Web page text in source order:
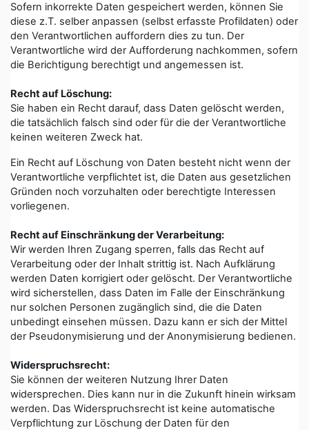
Sofern inkorrekte Daten gespeichert werden, können Sie
diese z.T. selber anpassen (selbst erfasste Profildaten) oder
den Verantwortlichen auffordern dies zu tun. Der
Verantwortliche wird der Aufforderung nachkommen, sofern
die Berichtigung berechtigt und angemessen ist.
Recht auf Löschung:
Sie haben ein Recht darauf, dass Daten gelöscht werden,
die tatsächlich falsch sind oder für die der Verantwortliche
keinen weiteren Zweck hat.
Ein Recht auf Löschung von Daten besteht nicht wenn der
Verantwortliche verpflichtet ist, die Daten aus gesetzlichen
Gründen noch vorzuhalten oder berechtigte Interessen
vorliegenen.
Recht auf Einschränkung der Verarbeitung:
Wir werden Ihren Zugang sperren, falls das Recht auf
Verarbeitung oder der Inhalt strittig ist. Nach Aufklärung
werden Daten korrigiert oder gelöscht. Der Verantwortliche
wird sicherstellen, dass Daten im Falle der Einschränkung
nur solchen Personen zugänglich sind, die die Daten
unbedingt einsehen müssen. Dazu kann er sich der Mittel
der Pseudonymisierung und der Anonymisierung bedienen.
Widerspruchsrecht:
Sie können der weiteren Nutzung Ihrer Daten
widersprechen. Dies kann nur in die Zukunft hinein wirksam
werden. Das Widerspruchsrecht ist keine automatische
Verpflichtung zur Löschung der Daten für den